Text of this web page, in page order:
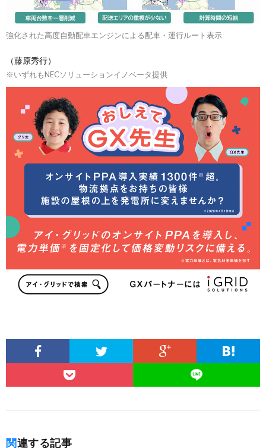
強化された高度自動配車エンジンによる配車・運行ルート表示
（藤原秀行）
※いずれもNECソリューションイノベータ提供
関連する記事